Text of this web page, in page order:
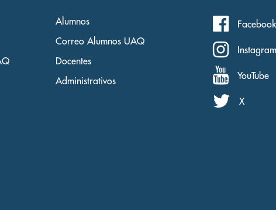
Alumnos
Correo Alumnos UAQ
Docentes
Administrativos
Facebook
Instagram
YouTube
X